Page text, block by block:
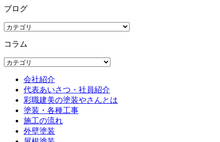
ブログ
コラム
会社紹介
代表あいさつ・社員紹介
彩職建美の塗装やさんとは
塗装・各種工事
施工の流れ
外壁塗装